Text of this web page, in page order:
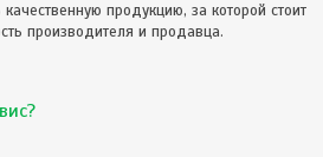
продукцию, за которой стоит
производителя и продавца.